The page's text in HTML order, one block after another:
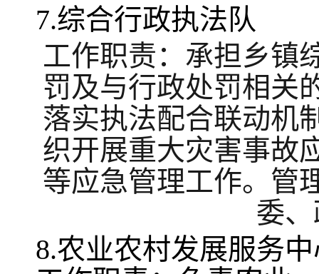
7.综合行政执法队
工作职责：承担乡镇
罚及与行政处罚相关
落实执法配合联动机
织开展重大灾害事故
等应急管理工作。管
委
8.农业农村发展服务